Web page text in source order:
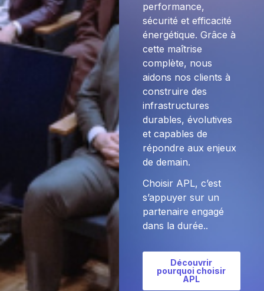
performance,
sécurité et efficacité
énergétique. Grâce à
cette maîtrise
complète, nous
aidons nos clients à
construire des
infrastructures
durables, évolutives
et capables de
répondre aux enjeux
de demain.
Choisir APL, c’est
s’appuyer sur un
partenaire engagé
dans la durée..
Découvrir
pourquoi choisir
APL